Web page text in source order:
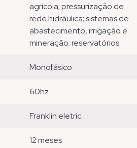
agrícola; pressurização de
rede hidráulica; sistemas de
abastecimento, irrigação e
mineração; reservatórios.
monofásico
60hz
franklin eletric
12 meses